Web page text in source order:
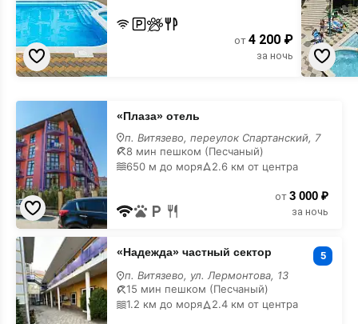
от 4 200 ₽
за ночь
«Плаза»
отель
на
карте
«Плаза» отель
п. Витязево, переулок Спартанский, 7
8 мин пешком (Песчаный)
650 м до моря
2.6 км от центра
от 3 000 ₽
за ночь
«Надежда»
частный
сектор
на
карте
«Надежда» частный сектор 5
п. Витязево, ул. Лермонтова, 13
15 мин пешком (Песчаный)
1.2 км до моря
2.4 км от центра